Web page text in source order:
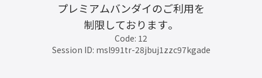
プレミアムバンダイのご利用を
制限しております。
Code: 12
Session ID: msl991tr-28jbuj1zzc97kgade